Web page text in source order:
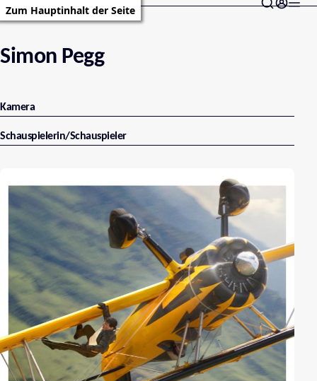
Zum Hauptinhalt der Seite
Simon Pegg
Kamera
Schauspielerin/Schauspieler